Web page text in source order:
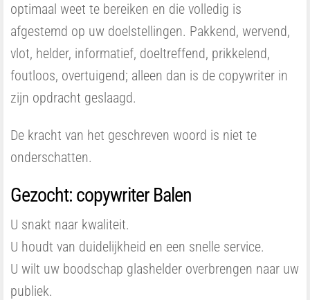
optimaal weet te bereiken en die volledig is
afgestemd op uw doelstellingen. Pakkend, wervend,
vlot, helder, informatief, doeltreffend, prikkelend,
foutloos, overtuigend; alleen dan is de copywriter in
zijn opdracht geslaagd.
De kracht van het geschreven woord is niet te
onderschatten.
Gezocht: copywriter Balen
U snakt naar kwaliteit.
U houdt van duidelijkheid en een snelle service.
U wilt uw boodschap glashelder overbrengen naar uw
publiek.